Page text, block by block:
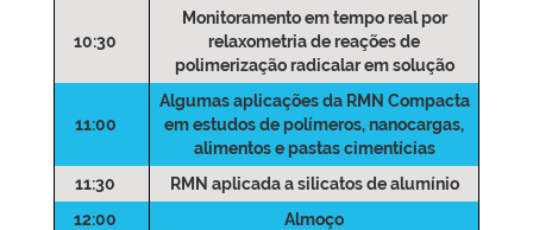
10:30
Monitoramento em tempo real por
relaxometria de reações de
polimerização radicalar em solução
11:00
Algumas aplicações da RMN Compacta
em estudos de polímeros, nanocargas,
alimentos e pastas cimentícias
11:30
RMN aplicada a silicatos de alumínio
12:00
Almoço